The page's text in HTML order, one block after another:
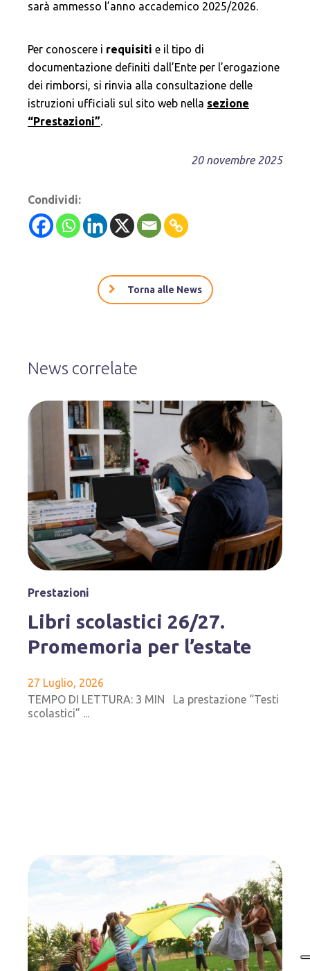
sarà ammesso l’anno accademico 2025/2026.
Per conoscere i requisiti e il tipo di
documentazione definiti dall’Ente per l’erogazione
dei rimborsi, si rinvia alla consultazione delle
istruzioni ufficiali sul sito web nella sezione
“Prestazioni”.
20 novembre 2025
Condividi:
Torna alle News
News correlate
Prestazioni
Libri scolastici 26/27.
Promemoria per l’estate
27 Luglio, 2026
TEMPO DI LETTURA: 3 MIN La prestazione “Testi
scolastici” ...